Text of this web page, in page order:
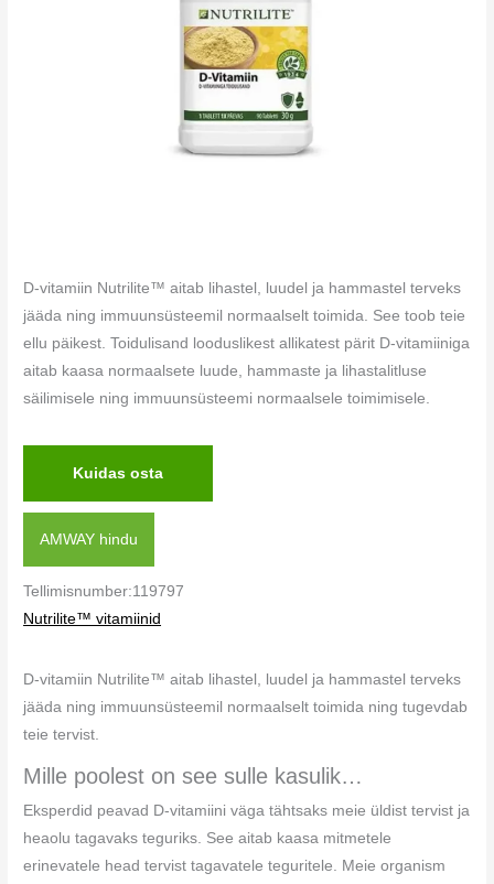
D-vitamiin Nutrilite™ aitab lihastel, luudel ja hammastel terveks
jääda ning immuunsüsteemil normaalselt toimida. See toob teie
ellu päikest. Toidulisand looduslikest allikatest pärit D-vitamiiniga
aitab kaasa normaalsete luude, hammaste ja lihastalitluse
säilimisele ning immuunsüsteemi normaalsele toimimisele.
Kuidas osta
AMWAY hindu
Tellimisnumber:119797
Nutrilite™ vitamiinid
D-vitamiin Nutrilite™ aitab lihastel, luudel ja hammastel terveks
jääda ning immuunsüsteemil normaalselt toimida ning tugevdab
teie tervist.
Mille poolest on see sulle kasulik…
Eksperdid peavad D-vitamiini väga tähtsaks meie üldist tervist ja
heaolu tagavaks teguriks. See aitab kaasa mitmetele
erinevatele head tervist tagavatele teguritele. Meie organism